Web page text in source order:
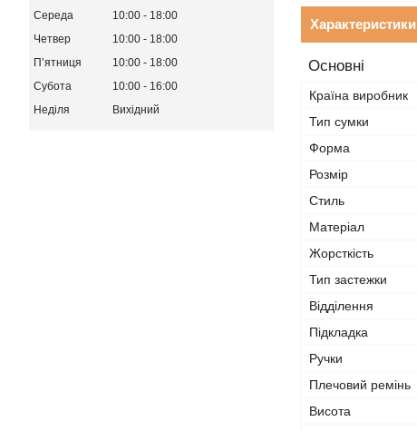
Характеристики
Основні
Країна виробник
Тип сумки
Форма
Розмір
Стиль
Матеріал
Жорсткість
Тип застежки
Відділення
Підкладка
Ручки
Плечовий ремінь
Висота
Середа
10:00
18:00
Четвер
10:00
18:00
Пʼятниця
10:00
18:00
Субота
10:00
16:00
Неділя
Вихідний